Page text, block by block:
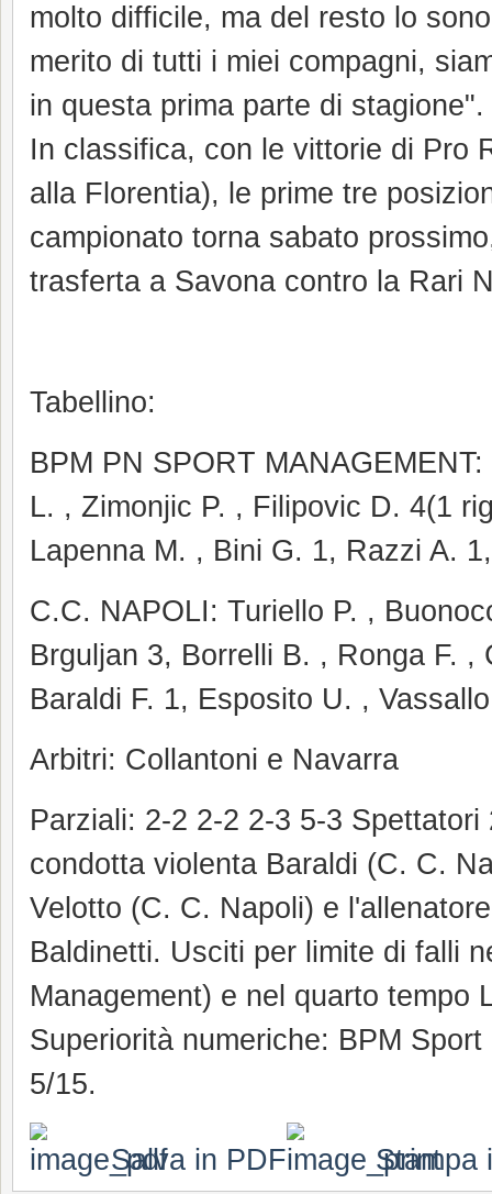
molto difficile, ma del resto lo
merito di tutti i miei compagni,
in questa prima parte di stagione".
In classifica, con le vittorie di Pro
alla Florentia), le prime tre
campionato torna sabato
trasferta a Savona contro la Rari
Tabellino:
BPM PN SPORT
L. , Zimonjic P. , Filipovic D. 4(1
Lapenna M. , Bini G. 1, Razzi A.
C.C. NAPOLI: Turiello P. ,
Brguljan 3, Borrelli B. , Ronga F.
Baraldi F. 1, Esposito U. ,
Arbitri: Collantoni e Navarra
Parziali: 2-2 2-2 2-3 5-3
condotta violenta Baraldi (C. C.
Velotto (C. C. Napoli) e
Baldinetti. Usciti per limite di falli
Management) e nel quarto tempo
Superiorità numeriche: BPM
5/15.
Salva in PDF Stampa